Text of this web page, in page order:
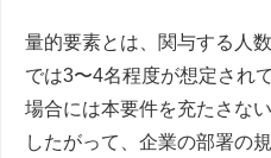
量的要素とは、関与する人
では3〜4名程度が想定され
場合には本要件を充たさな
したがって、企業の部署の